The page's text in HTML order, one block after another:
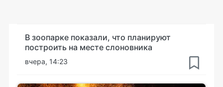
В зоопарке показали, что планируют
построить на месте слоновника
вчера, 14:23